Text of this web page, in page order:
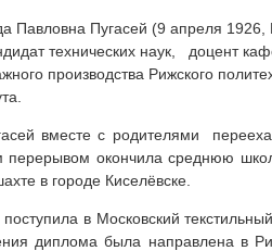
Павловна Пугасей (9 апреля
технических наук, доцент
производства Рижского
вместе с родителями
перерывом окончила среднюю
в городе Киселёвске.
в Московский
диплома была направлена в